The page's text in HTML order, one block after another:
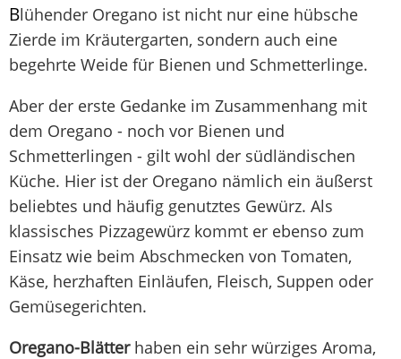
Blühender Oregano ist nicht nur eine hübsche
Zierde im Kräutergarten, sondern auch eine
begehrte Weide für Bienen und Schmetterlinge.
Aber der erste Gedanke im Zusammenhang mit
dem Oregano - noch vor Bienen und
Schmetterlingen - gilt wohl der südländischen
Küche. Hier ist der Oregano nämlich ein äußerst
beliebtes und häufig genutztes Gewürz. Als
klassisches Pizzagewürz kommt er ebenso zum
Einsatz wie beim Abschmecken von Tomaten,
Käse, herzhaften Einläufen, Fleisch, Suppen oder
Gemüsegerichten.
Oregano-Blätterhaben ein sehr würziges Aroma,